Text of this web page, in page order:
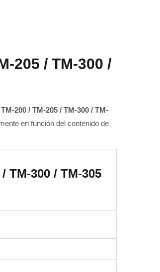
205 / TM-300 /
200 / TM-205 / TM-300 / TM-
en función del contenido de
TM-300 / TM-305